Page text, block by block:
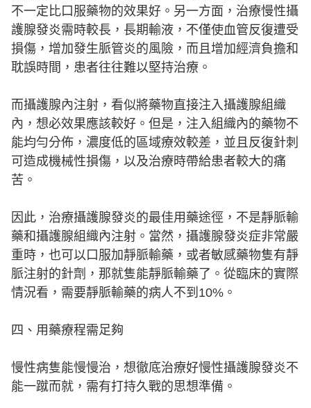
不一定比口服藥物的效果好。另一方面，治療慢性攝
護腺發炎需時較長，長期輸液，不僅使血管反復遭受
損傷，增加發生脈管炎的風險，而且增加經濟負擔和
耽誤時間，患者往往難以堅持治療。
而攝護腺內注射，看似將藥物直接注入攝護腺組織
內，想必效果應該較好。但是，注入組織內的藥物不
能均勻分佈，濃度低的區域療效較差，並且反復針刺
可造成機械性損傷，以及治療時帶給患者較大的痛
苦。
因此，治療攝護腺發炎的最佳用藥途徑，不是靜脈輸
藥和攝護腺組織內注射。當然，攝護腺發炎症非常嚴
重時，也可以口服加靜脈輸藥，或者敏感藥物隻有靜
脈注射的針劑，那就隻能靜脈輸藥了。從臨床的實際
情況看，需要靜脈輸藥的病人不到10%。
四、用藥療程需足夠
慢性病隻能慢慢治，想徹底治療好慢性攝護腺發炎不
能一蹴而就，需有打持久戰的思想準備。